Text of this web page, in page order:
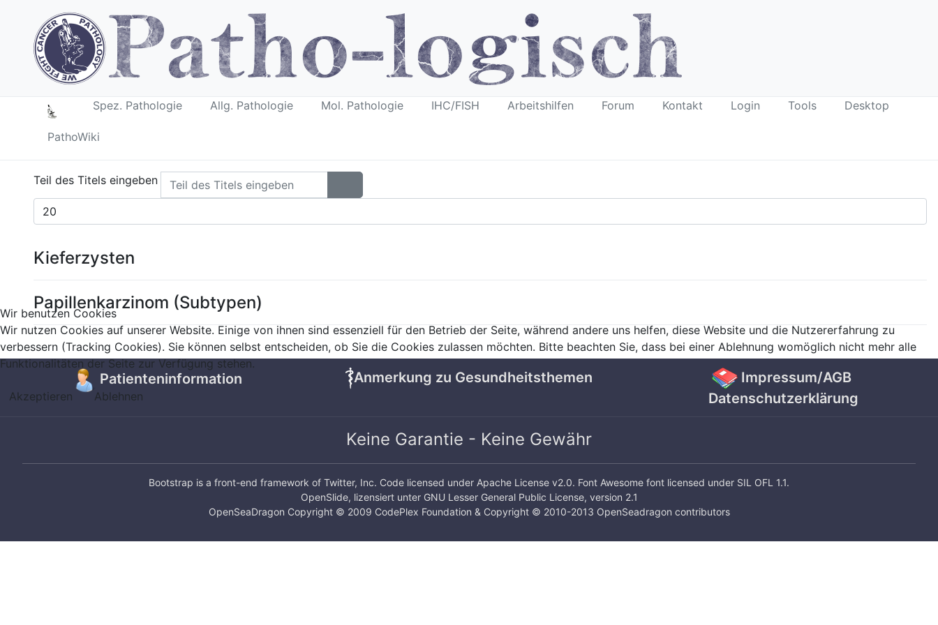
Spez. Pathologie Allg. Pathologie Mol. Pathologie IHC/FISH Arbeitshilfen Forum Kontakt Login Tools Desktop
PathoWiki
Teil des Titels eingeben
Anzeige #
Kieferzysten
Papillenkarzinom (Subtypen)
Patienteninformation Anmerkung zu Gesundheitsthemen
Impressum/AGB
Datenschutzerklärung
Keine Garantie - Keine Gewähr
Bootstrap is a front-end framework of Twitter, Inc. Code licensed under Apache License v2.0. Font Awesome font licensed under SIL OFL 1.1.
OpenSlide, lizensiert unter GNU Lesser General Public License, version 2.1
OpenSeaDragon Copyright © 2009 CodePlex Foundation & Copyright © 2010-2013 OpenSeadragon contributors
Wir benutzen Cookies
Wir nutzen Cookies auf unserer Website. Einige von ihnen sind essenziell für den Betrieb der Seite, während andere uns helfen, diese Website und die Nutzererfahrung zu
verbessern (Tracking Cookies). Sie können selbst entscheiden, ob Sie die Cookies zulassen möchten. Bitte beachten Sie, dass bei einer Ablehnung womöglich nicht mehr alle
Funktionalitäten der Seite zur Verfügung stehen.
Akzeptieren Ablehnen